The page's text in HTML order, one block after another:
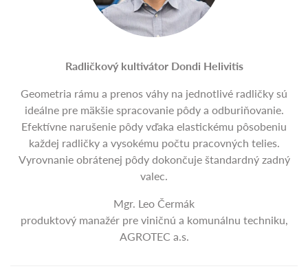
Radličkový kultivátor Dondi Helivitis
Geometria rámu a prenos váhy na jednotlivé radličky sú
ideálne pre mäkšie spracovanie pôdy a odburiňovanie.
Efektívne narušenie pôdy vďaka elastickému pôsobeniu
každej radličky a vysokému počtu pracovných telies.
Vyrovnanie obrátenej pôdy dokončuje štandardný zadný
valec.
Mgr. Leo Čermák
produktový manažér pre viničnú a komunálnu techniku,
AGROTEC a.s.